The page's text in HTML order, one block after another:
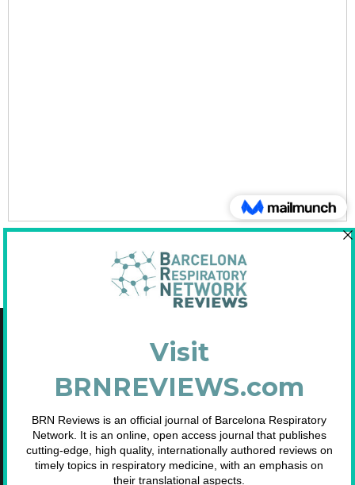
C/Diputació, 297 2n 2a - 08009 Barcelona
Inscrita en el Registre de Fundacions de la Generalitat de Catalunya. Nº
2.791.
Telf. 93 633 89 15 / info@brn.cat / www.brn.cat